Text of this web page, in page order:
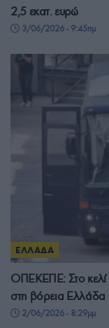
2,5 εκατ. ευρώ
3/06/2026 - 9:45πμ
ΕΛΛΑΔΑ
ΟΠΕΚΕΠΕ: Στο κελί
στη βόρεια Ελλάδα
2/06/2026 - 8:29μμ